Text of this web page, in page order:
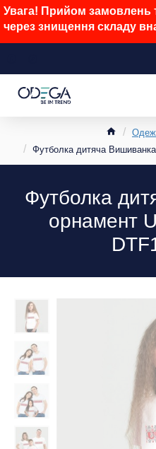
Увага! Прийом замовлень
через знищення складу
Футболка дитяча
Футболка
орнамент